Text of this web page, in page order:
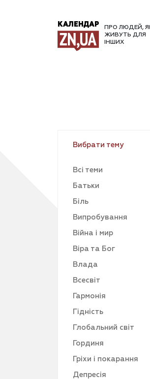
КАЛЕНДАР
ПРО ЛЮДЕЙ,
ЖИВУТЬ ДЛЯ
ІНШИХ
Вибрати тему
Всі теми
Батьки
Біль
Випробування
Війна і мир
Віра та Бог
Влада
Всесвіт
Гармонія
Гідність
Глобальний світ
Гординя
Гріхи і покарання
Депресія